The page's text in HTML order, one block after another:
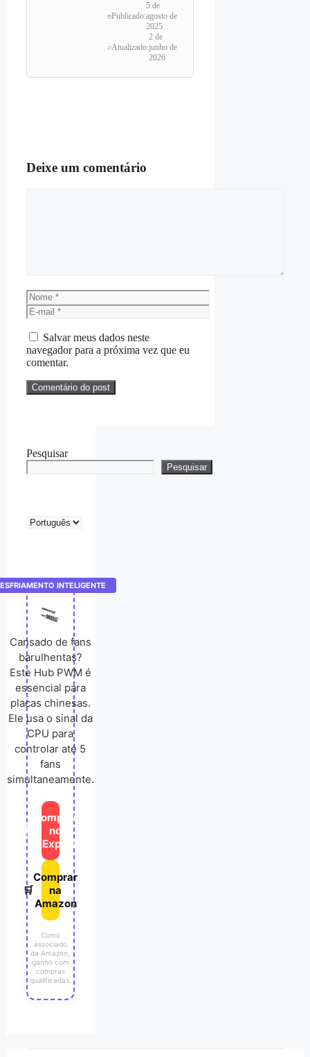
Publicado:
5 de
agosto de
2025
Atualizado:
2 de
junho de
2026
Deixe um comentário
Nome
E-
mail
Salvar meus dados neste
navegador para a próxima vez que eu
comentar.
Pesquisar
Pesquisar
Escolha
INTELIGENTE
Cansado de fans
barulhentas?
Este Hub PWM é
essencial para
placas chinesas.
Ele usa o sinal da
CPU para
controlar até 5
fans
simultaneamente.
🛒
Comprar
no
AliExpress
🛒
Comprar
na
Amazon
Como
associado
da Amazon,
ganho com
compras
qualificadas.